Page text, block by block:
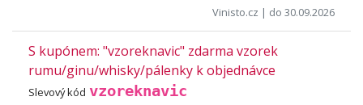
Vinisto.cz | do 30.09.2026
S kupónem: "vzoreknavic" zdarma vzorek
rumu/ginu/whisky/pálenky k objednávce
Slevový kód vzoreknavic